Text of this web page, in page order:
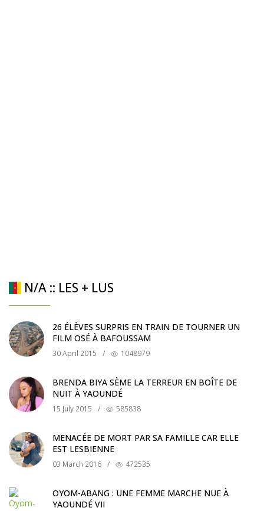
N/A :: LES + LUS
26 ÉLÈVES SURPRIS EN TRAIN DE TOURNER UN
FILM OSÉ À BAFOUSSAM
30 April 2015 / 1048979
BRENDA BIYA SÈME LA TERREUR EN BOÎTE DE
NUIT À YAOUNDÉ
15 July 2015 / 585838
MENACÉE DE MORT PAR SA FAMILLE CAR ELLE
EST LESBIENNE
03 March 2016 / 472535
OYOM-ABANG : UNE FEMME MARCHE NUE À
YAOUNDÉ VII